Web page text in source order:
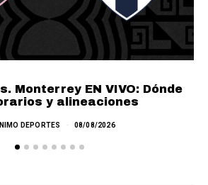
Monterrey EN VIVO: Dónde
y alineaciones
DEPORTES 08/08/2026